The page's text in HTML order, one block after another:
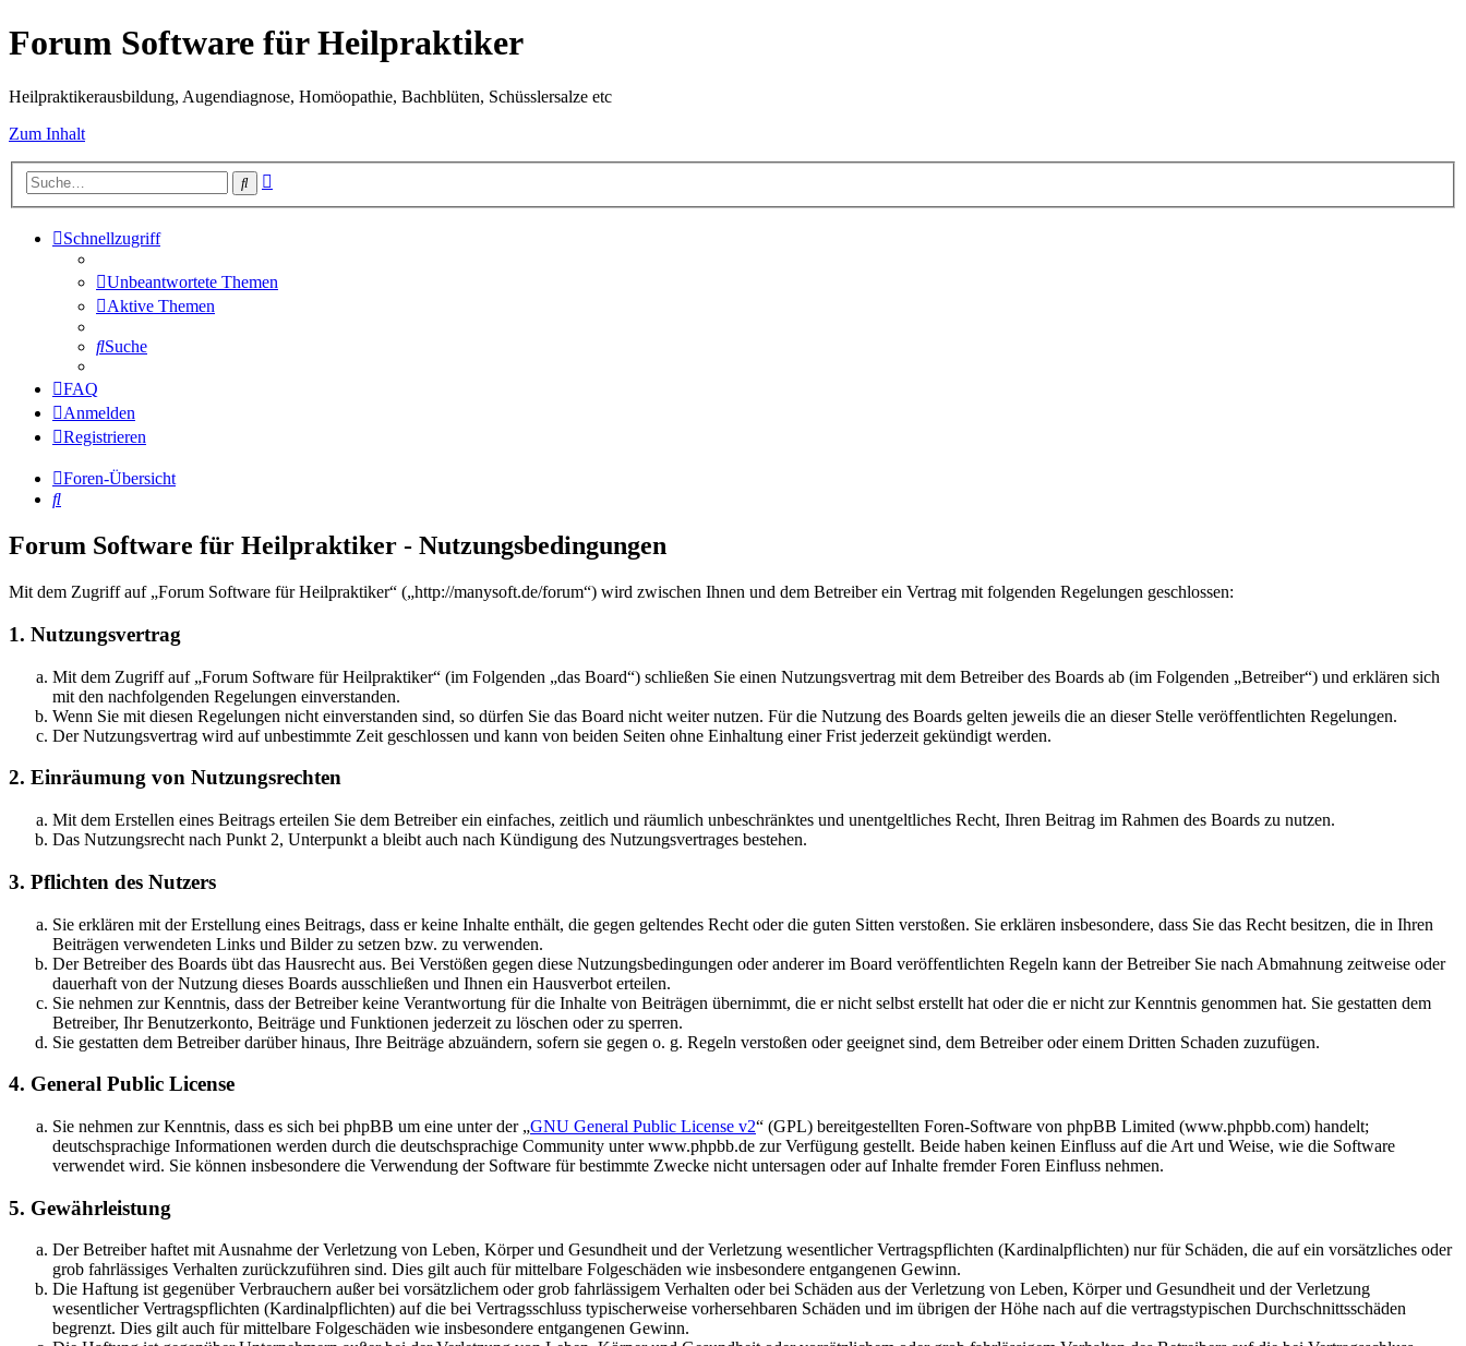
Forum Software für Heilpraktiker
Heilpraktikerausbildung, Augendiagnose, Homöopathie, Bachblüten, Schüsslersalze etc
Zum Inhalt
Suche
Schnellzugriff
Unbeantwortete Themen
Aktive Themen
Suche
FAQ
Anmelden
Registrieren
Foren-Übersicht
Suche
Forum Software für Heilpraktiker - Nutzungsbedingungen
Mit dem Zugriff auf „Forum Software für Heilpraktiker“ („http://manysoft.de/forum“) wird zwischen Ihnen und dem Betreiber ein Vertrag mit folgenden Regelungen geschlossen:
1. Nutzungsvertrag
Mit dem Zugriff auf „Forum Software für Heilpraktiker“ (im Folgenden „das Board“) schließen Sie einen Nutzungsvertrag mit dem Betreiber des Boards ab (im Folgenden „Betreiber“) und erklären sich
mit den nachfolgenden Regelungen einverstanden.
Wenn Sie mit diesen Regelungen nicht einverstanden sind, so dürfen Sie das Board nicht weiter nutzen. Für die Nutzung des Boards gelten jeweils die an dieser Stelle veröffentlichten Regelungen.
Der Nutzungsvertrag wird auf unbestimmte Zeit geschlossen und kann von beiden Seiten ohne Einhaltung einer Frist jederzeit gekündigt werden.
2. Einräumung von Nutzungsrechten
Mit dem Erstellen eines Beitrags erteilen Sie dem Betreiber ein einfaches, zeitlich und räumlich unbeschränktes und unentgeltliches Recht, Ihren Beitrag im Rahmen des Boards zu nutzen.
Das Nutzungsrecht nach Punkt 2, Unterpunkt a bleibt auch nach Kündigung des Nutzungsvertrages bestehen.
3. Pflichten des Nutzers
Sie erklären mit der Erstellung eines Beitrags, dass er keine Inhalte enthält, die gegen geltendes Recht oder die guten Sitten verstoßen. Sie erklären insbesondere, dass Sie das Recht besitzen, die in Ihren
Beiträgen verwendeten Links und Bilder zu setzen bzw. zu verwenden.
Der Betreiber des Boards übt das Hausrecht aus. Bei Verstößen gegen diese Nutzungsbedingungen oder anderer im Board veröffentlichten Regeln kann der Betreiber Sie nach Abmahnung zeitweise oder
dauerhaft von der Nutzung dieses Boards ausschließen und Ihnen ein Hausverbot erteilen.
Sie nehmen zur Kenntnis, dass der Betreiber keine Verantwortung für die Inhalte von Beiträgen übernimmt, die er nicht selbst erstellt hat oder die er nicht zur Kenntnis genommen hat. Sie gestatten dem
Betreiber, Ihr Benutzerkonto, Beiträge und Funktionen jederzeit zu löschen oder zu sperren.
Sie gestatten dem Betreiber darüber hinaus, Ihre Beiträge abzuändern, sofern sie gegen o. g. Regeln verstoßen oder geeignet sind, dem Betreiber oder einem Dritten Schaden zuzufügen.
4. General Public License
Sie nehmen zur Kenntnis, dass es sich bei phpBB um eine unter der „GNU General Public License v2“ (GPL) bereitgestellten Foren-Software von phpBB Limited (www.phpbb.com) handelt;
deutschsprachige Informationen werden durch die deutschsprachige Community unter www.phpbb.de zur Verfügung gestellt. Beide haben keinen Einfluss auf die Art und Weise, wie die Software
verwendet wird. Sie können insbesondere die Verwendung der Software für bestimmte Zwecke nicht untersagen oder auf Inhalte fremder Foren Einfluss nehmen.
5. Gewährleistung
Der Betreiber haftet mit Ausnahme der Verletzung von Leben, Körper und Gesundheit und der Verletzung wesentlicher Vertragspflichten (Kardinalpflichten) nur für Schäden, die auf ein vorsätzliches oder
grob fahrlässiges Verhalten zurückzuführen sind. Dies gilt auch für mittelbare Folgeschäden wie insbesondere entgangenen Gewinn.
Die Haftung ist gegenüber Verbrauchern außer bei vorsätzlichem oder grob fahrlässigem Verhalten oder bei Schäden aus der Verletzung von Leben, Körper und Gesundheit und der Verletzung
wesentlicher Vertragspflichten (Kardinalpflichten) auf die bei Vertragsschluss typischerweise vorhersehbaren Schäden und im übrigen der Höhe nach auf die vertragstypischen Durchschnittsschäden
begrenzt. Dies gilt auch für mittelbare Folgeschäden wie insbesondere entgangenen Gewinn.